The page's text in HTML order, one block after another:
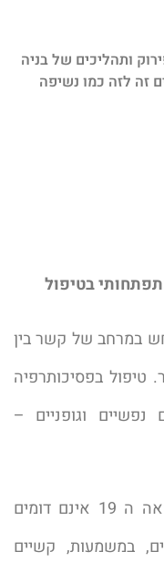
ותהליכים של בניה
זה לזה כמו נשיפה
בטיפול
במרחב של קשר בין
טיפול בפסיכותרפיה
וגופניים –
הקשיים והסימפטומים של סוף המאה ה 19 אינם דומים
במשמעות, קשיים